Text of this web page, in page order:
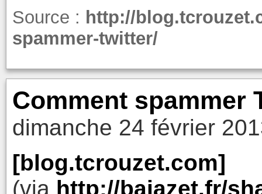
Source : http://
spammer-twitter/
Comment spammer
dimanche 24 février
[blog.tcrouzet.com]
(via http://bajazet.fr/